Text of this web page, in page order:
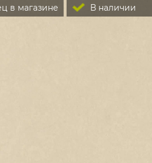
В наличии
в магазине